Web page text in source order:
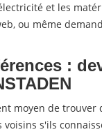
et les
ou même
:
moyen de trouver
voisins s'ils